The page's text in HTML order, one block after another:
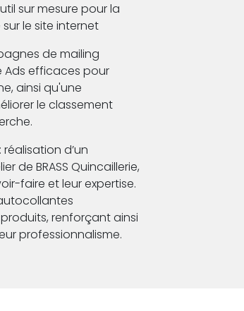
sur mesure pour la
le site internet
de mailing
Ads efficaces pour
ainsi qu'une
le classement
d’un
de BRASS Quincaillerie,
faire et leur expertise.
renforçant ainsi
professionnalisme.